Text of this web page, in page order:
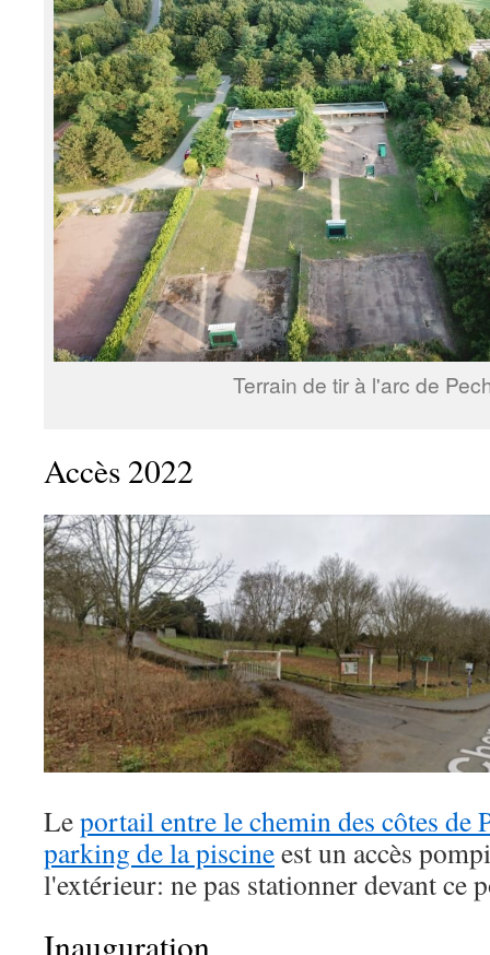
Terrain de tir à l'arc de
Accès 2022
Leportail entre le chemin des côtes de
parking de la piscineest un accès
l'extérieur: ne pas stationner devant ce
Inauguration